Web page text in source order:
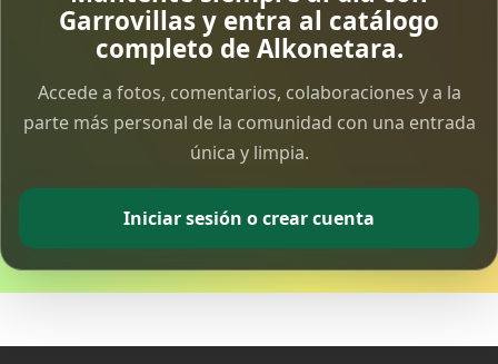
Garrovillas y entra al catálogo
completo de Alkonetara.
Accede a fotos, comentarios, colaboraciones y a la
parte más personal de la comunidad con una entrada
única y limpia.
Iniciar sesión o crear cuenta